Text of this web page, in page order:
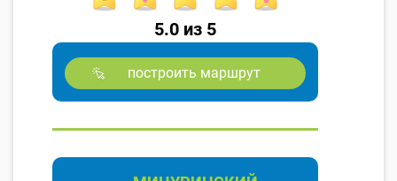
5.0 из 5
построить маршрут